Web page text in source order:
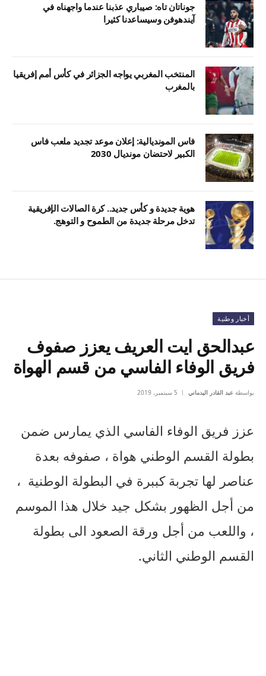
جوناتان تاه: صيباري عذبنا عندما واجهناه في
آيندهوفن وسيساعدنا كثيرا
المنتخب المغربي يواجه الجزائر في كأس أمم إفريقيا
بالمغرب
فاس المونديالية: إعلان موعد تجديد ملعب فاس
الكبير لاحتضان مونديال 2030
هوية جديدة و كأس جديد.. كرة الصالات الإفريقية
تدخل مرحلة جديدة من الطموح و التوهج.
أخبار وطنية
عبدالحق ايت العريف يعزز صفوف
فريق الوفاء الفاسي من قسم الهواة
بواسطة عبد القادر اليدماني 5 سبتمبر، 2019
عزز فريق الوفاء الفاسي الذي يمارس ضمن
بطولة القسم الوطني هواة ، صفوفه بعدة
عناصر لها تجربة كببرة في البطولة الوطنية ،
من أجل الظهور بشكل جيد خلال هذا الموسم
، واللعب من أجل ورقة الصعود الى بطولة
القسم الوطني الثاني.